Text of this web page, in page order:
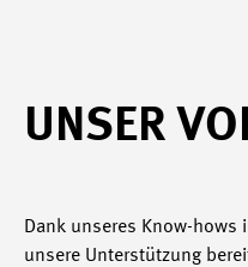
UNSER
Dank unseres Know-hows
unsere Unterstützung